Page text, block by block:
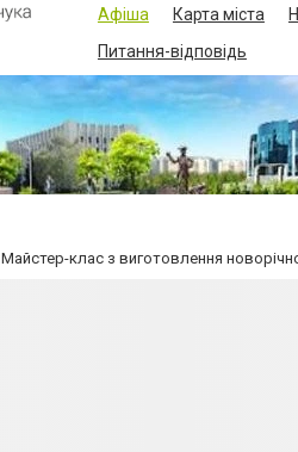
Афіша Карта міста
Питання-відповідь
Майстер-клас з виготовлення